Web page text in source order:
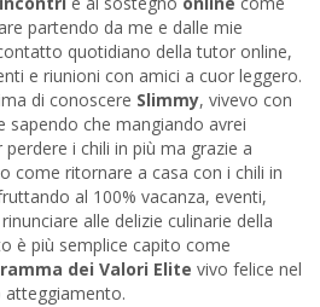
partendo da me e dalle mie
quotidiano della tutor online,
e riunioni con amici a cuor leggero.
di conoscere Slimmy, vivevo con
sapendo che mangiando avrei
i chili in più ma grazie a
come ritornare a casa con i chili in
al 100% vacanza, eventi,
alle delizie culinarie della
è più semplice capito come
dei Valori Elite vivo felice nel